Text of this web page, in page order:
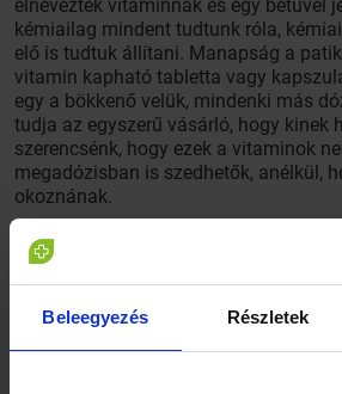
Beleegyezés Részletek
elnevezték vitaminnak és egy betűvel
kémiailag mindent tudtunk róla,
elő is tudtuk állítani. Manapság a
vitamin kapható tabletta vagy
egy a bökkenő velük, mindenki más
tudja az egyszerű vásárló, hogy kinek
szerencsénk, hogy ezek a vitaminok
megadózisban is szedhetők, anélkül,
okoznának.
De miért kell vitamint szednünk?
Ha ezt tisztázzuk magunkban, akkor